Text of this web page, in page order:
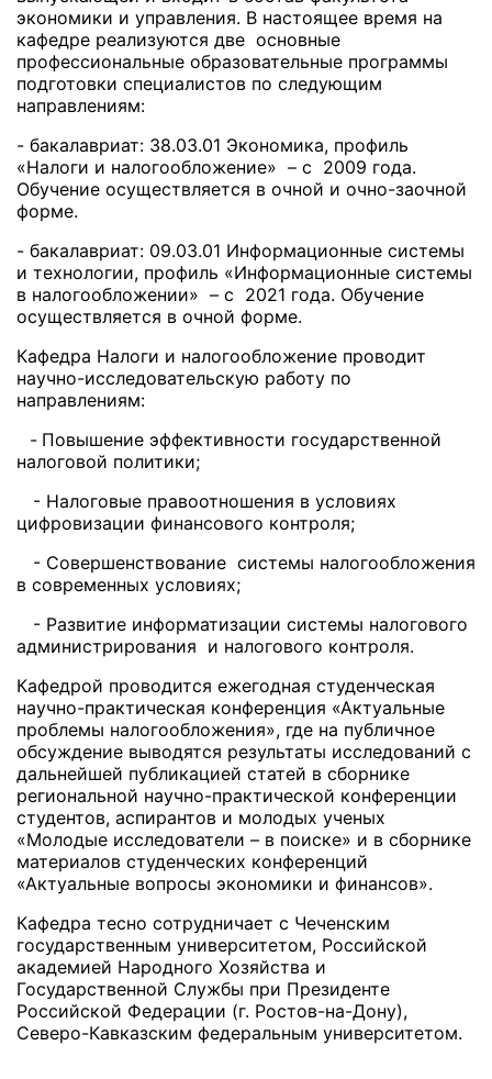
экономики и управления. В настоящее время на
кафедре реализуются две основные
профессиональные образовательные программы
подготовки специалистов по следующим
направлениям:
- бакалавриат: 38.03.01 Экономика, профиль
«Налоги и налогообложение» – с 2009 года.
Обучение осуществляется в очной и очно-заочной
форме.
- бакалавриат: 09.03.01 Информационные системы
и технологии, профиль «Информационные системы
в налогообложении» – с 2021 года. Обучение
осуществляется в очной форме.
Кафедра Налоги и налогообложение проводит
научно-исследовательскую работу по
направлениям:
- Повышение эффективности государственной
налоговой политики;
- Налоговые правоотношения в условиях
цифровизации финансового контроля;
- Совершенствование системы налогообложения
в современных условиях;
- Развитие информатизации системы налогового
администрирования и налогового контроля.
Кафедрой проводится ежегодная студенческая
научно-практическая конференция «Актуальные
проблемы налогообложения», где на публичное
обсуждение выводятся результаты исследований с
дальнейшей публикацией статей в сборнике
региональной научно-практической конференции
студентов, аспирантов и молодых ученых
«Молодые исследователи – в поиске» и в сборнике
материалов студенческих конференций
«Актуальные вопросы экономики и финансов».
Кафедра тесно сотрудничает с Чеченским
государственным университетом, Российской
академией Народного Хозяйства и
Государственной Службы при Президенте
Российской Федерации (г. Ростов-на-Дону),
Северо-Кавказским федеральным университетом.